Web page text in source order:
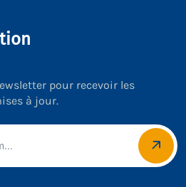
pour recevoir les
à jour.